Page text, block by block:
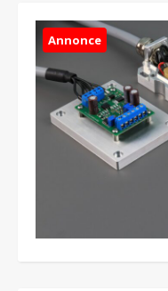
Annonce